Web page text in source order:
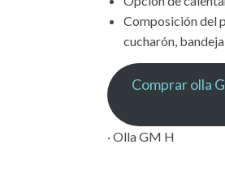
Composición del
cucharón,
Comprar olla
· Olla GM H